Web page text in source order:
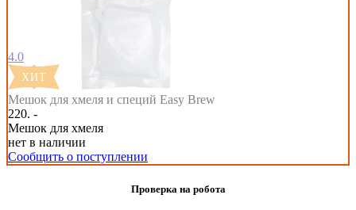
4.0
Мешок для хмеля и специй Easy Brew
220. -
Мешок для хмеля
нет в наличии
Сообщить о поступлении
Проверка на робота